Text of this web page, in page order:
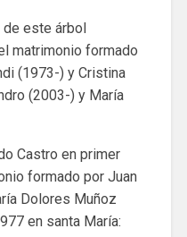
este árbol
matrimonio formado
(1973-) y Cristina
(2003-) y María
Castro en primer
formado por Juan
Dolores Muñoz
en santa María: